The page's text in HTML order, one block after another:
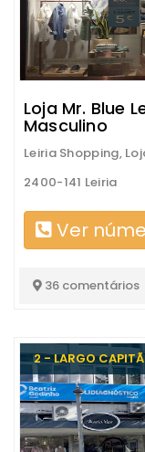
Loja Mr. Blue
Masculino
Leiria Shopping,
2400-141 Leiria
Ver
36 comentários
2 - LARGO